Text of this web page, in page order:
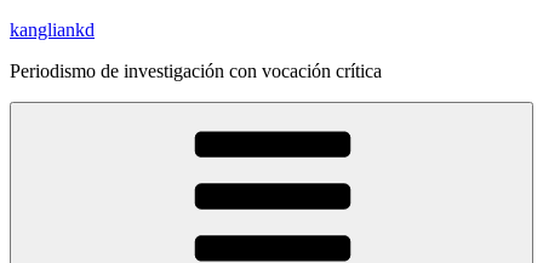
Saltar
contenido
kangliankd
Periodismo de investigación con vocación crítica